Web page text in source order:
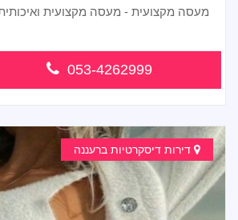
מעסה מקצועית - מעסה מקצועית
053-4262999
דירות דיסקרטיות ברעננה